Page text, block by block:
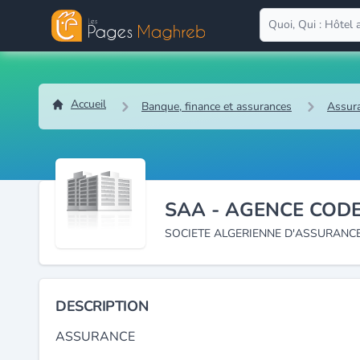
Accueil Banque, finance et assurances
SAA - AGENCE
SOCIETE ALGERIENNE
DESCRIPTION
ASSURANCE